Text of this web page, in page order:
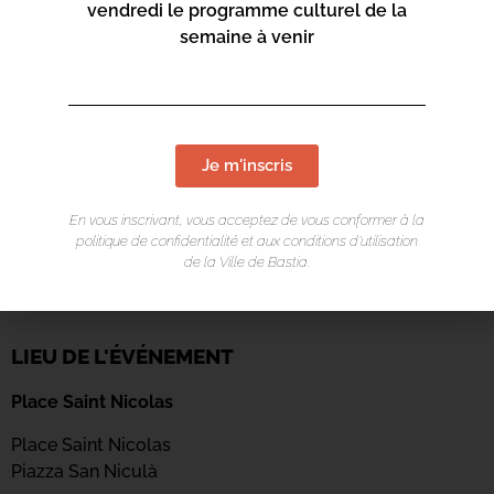
LIEU DE L'ÉVÉNEMENT
Place Saint Nicolas
Place Saint Nicolas
Piazza San Niculà
vendredi le programme culturel de la
semaine à venir
Je m'inscris
En vous inscrivant, vous acceptez de vous conformer à la
politique de confidentialité et aux conditions d’utilisation
de la Ville de Bastia.